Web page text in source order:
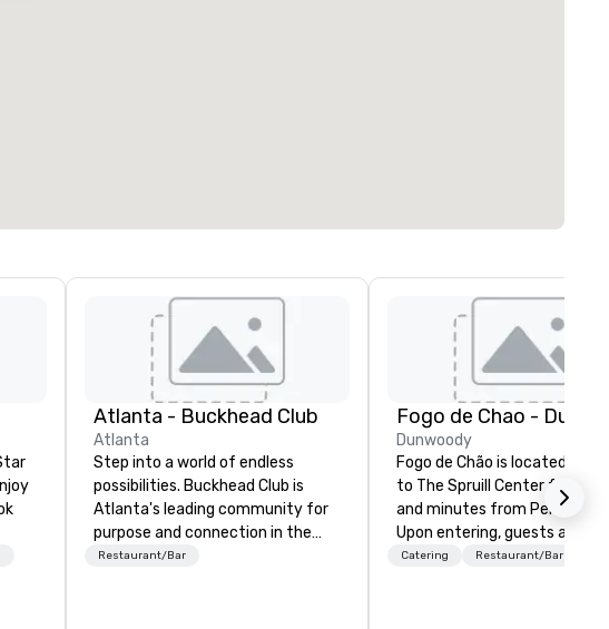
Atlanta - Buckhead Club
Atlanta
Step into a world of endless
possibilities. Buckhead Club is
Atlanta's leading community for
purpose and connection in the
heart of the downtown business
Restaurant/Bar
Fogo de Chao -
Dunwoody
Fogo de Chão is located next
to The Spruill Center for the
and minutes from Perimeter
Upon entering, guests are
welcomed with a panoramic
Catering Restaurant/Bar